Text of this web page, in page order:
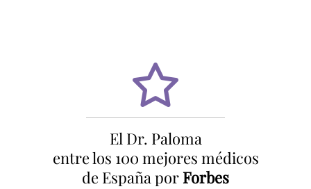
El Dr. Paloma
entre los 100 mejores médicos
de España por Forbes